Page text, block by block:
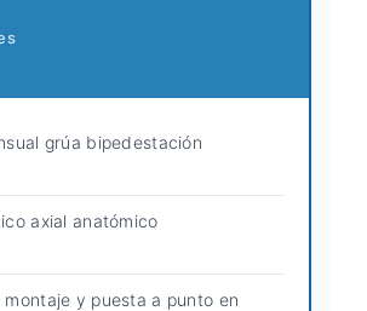
grúa bipedestación
axial anatómico
montaje y puesta a punto en